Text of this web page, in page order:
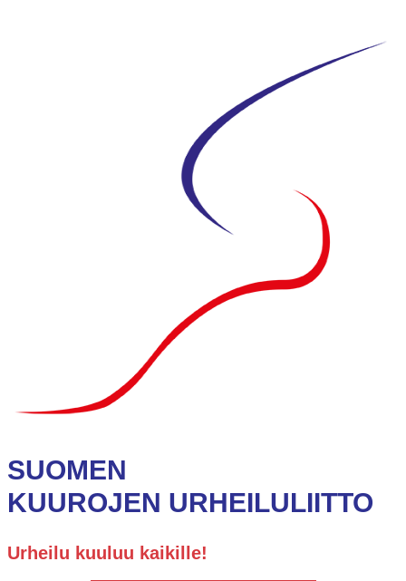
SUOMEN
KUUROJEN URHEILULIITTO
Urheilu kuuluu kaikille!